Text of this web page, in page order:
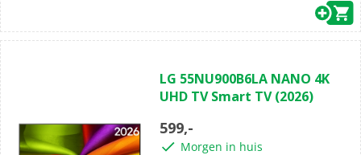
van
de
sterren.
LG 55NU900B6LA NANO 4K
UHD TV Smart TV (2026)
599,-
Morgen in huis